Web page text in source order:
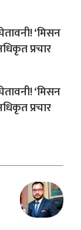
‘मिसन
प्रचार
‘मिसन
प्रचार